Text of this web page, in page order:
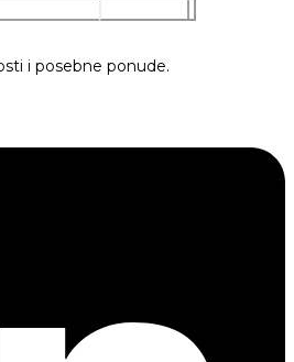
i posebne ponude.